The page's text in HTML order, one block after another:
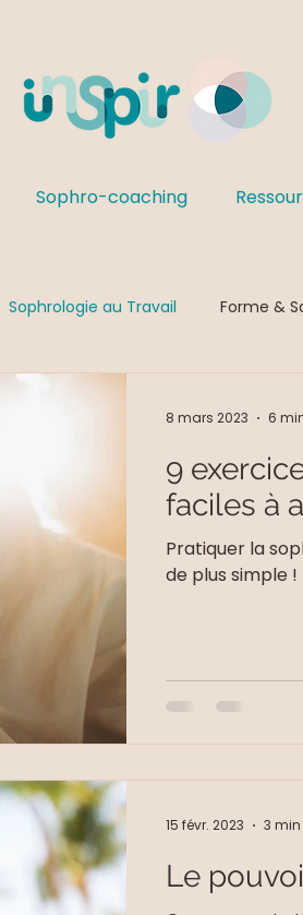
Sophro-coaching
Sophrologie au Travail Forme &
Enfance
9
faciles à
Pratiquer la
de plus simple !
8 mars 2023 6
Le
15 févr. 2023 3